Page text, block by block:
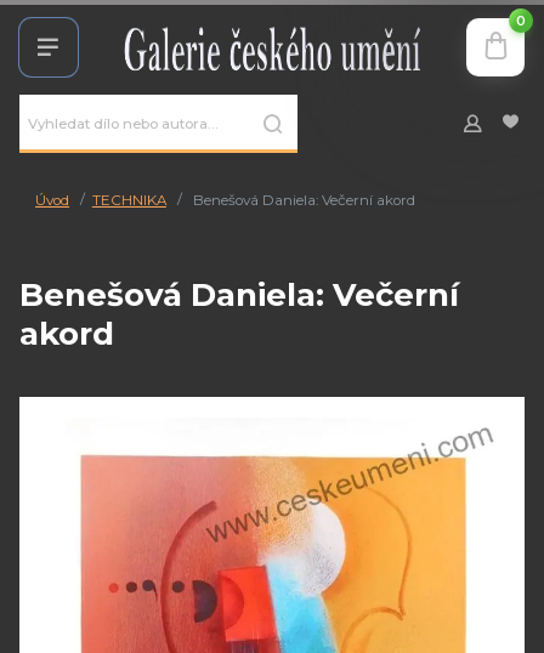
0
Úvod TECHNIKA Benešová Daniela: Večerní akord
Benešová Daniela: Večerní
akord